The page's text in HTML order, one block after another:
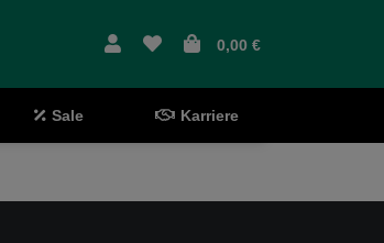
0,00 €
Sale Karriere